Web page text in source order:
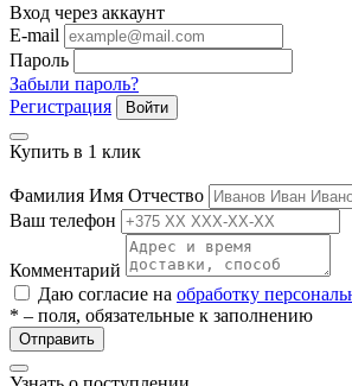
Вход через аккаунт
E-mail
Пароль
Забыли пароль?
Регистрация
Войти
Купить в 1 клик
Фамилия Имя Отчество
Ваш телефон
Комментарий
Даю согласие на обработку
* – поля, обязательные к заполнению
Отправить